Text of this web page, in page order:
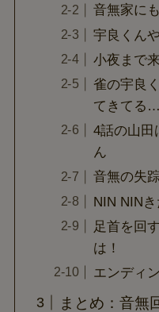
音無家に
宇良くん
小夜まで
雀の宇良
てきてる
4話の山田
ん
音無の失
NIN NINき
足首を回
は！
エンディ
まとめ：音無